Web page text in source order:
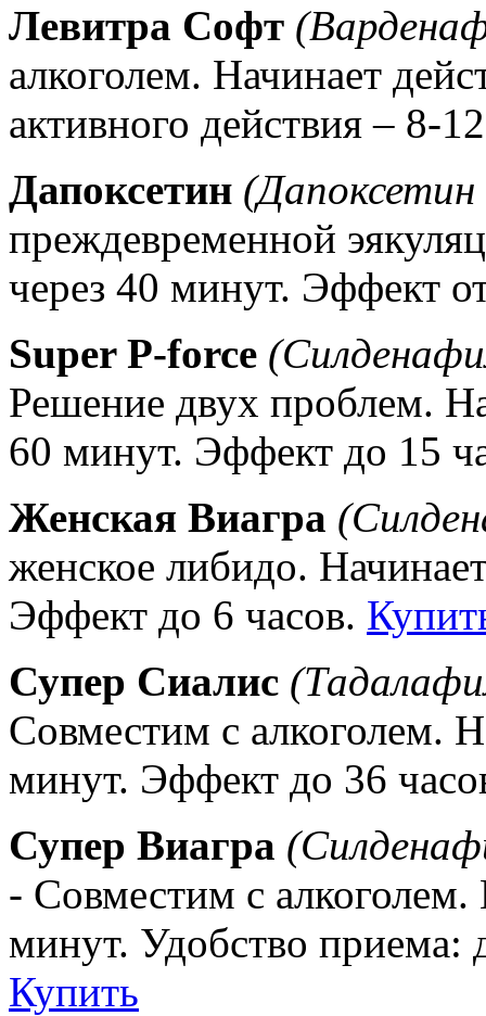
Левитра Софт
алкоголем. Начинает
активного действия – 8-
Дапоксетин
преждевременной
через 40 минут. Эффект
Super P-force
Решение двух проблем.
60 минут. Эффект до 15
Женская Виагра
женское либидо.
Эффект до 6 часов.
Супер Сиалис
Совместим с алкоголем.
минут. Эффект до 36
Супер Виагра
- Совместим с алкоголем.
минут. Удобство приема:
Купить